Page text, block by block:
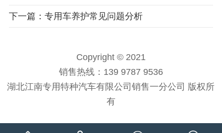
下一篇：专用车养护常见问题分析
Copyright © 2021
销售热线：139 9787 9536
湖北江南专用特种汽车有限公司销售一分公司 版权所
有